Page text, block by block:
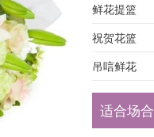
鲜花提篮
祝贺花篮
吊唁鲜花
适合场合